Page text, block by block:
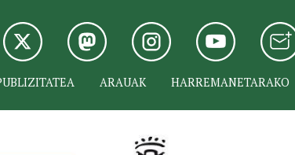
ARAUAK HARREMANETARAKO